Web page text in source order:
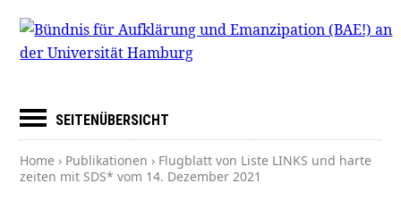
SEITENÜBERSICHT
Home › Publikationen › Flugblatt von Liste LINKS und harte
zeiten mit SDS* vom 14. Dezember 2021